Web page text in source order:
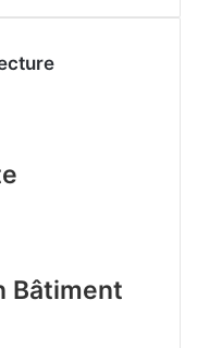
Bâtiment